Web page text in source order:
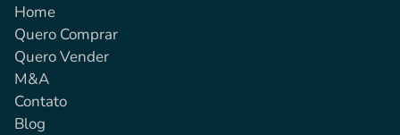
Home
Quero Comprar
Quero Vender
M&A
Contato
Blog